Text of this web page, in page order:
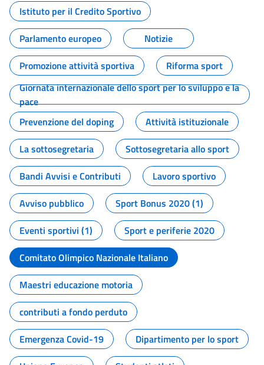
Istituto per il Credito Sportivo
Parlamento europeo
Notizie
Promozione attività sportiva
Riforma sport
Giornata internazionale dello sport per lo sviluppo e la
pace
Prevenzione del doping
Attività istituzionale
La sottosegretaria
Sottosegretaria allo sport
Bandi Avvisi e Contributi
Lavoro sportivo
Avviso pubblico
Sport Bonus 2020 (1)
Eventi sportivi (1)
Sport e periferie 2020
Comitato Olimpico Nazionale Italiano
Maestri educazione motoria
contributi a fondo perduto
Emergenza Covid-19
Dipartimento per lo sport